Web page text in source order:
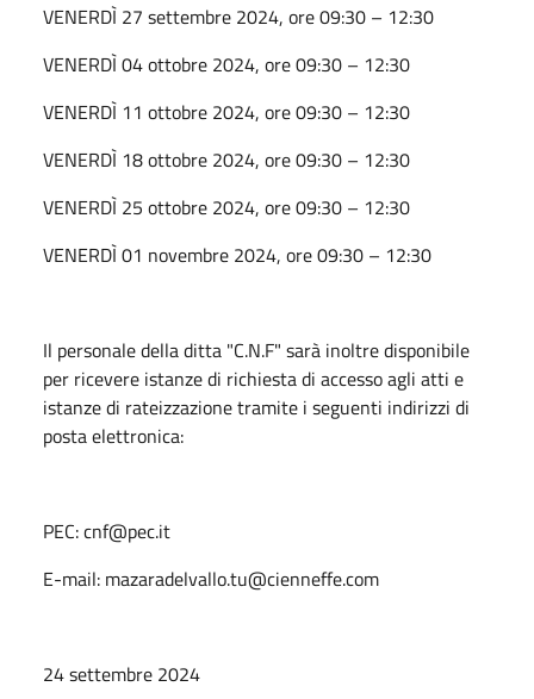
VENERDÌ 27 settembre 2024, ore 09:30 – 12:30
VENERDÌ 04 ottobre 2024, ore 09:30 – 12:30
VENERDÌ 11 ottobre 2024, ore 09:30 – 12:30
VENERDÌ 18 ottobre 2024, ore 09:30 – 12:30
VENERDÌ 25 ottobre 2024, ore 09:30 – 12:30
VENERDÌ 01 novembre 2024, ore 09:30 – 12:30
Il personale della ditta "C.N.F" sarà inoltre disponibile
per ricevere istanze di richiesta di accesso agli atti e
istanze di rateizzazione tramite i seguenti indirizzi di
posta elettronica:
PEC: cnf@pec.it
E-mail: mazaradelvallo.tu@cienneffe.com
24 settembre 2024